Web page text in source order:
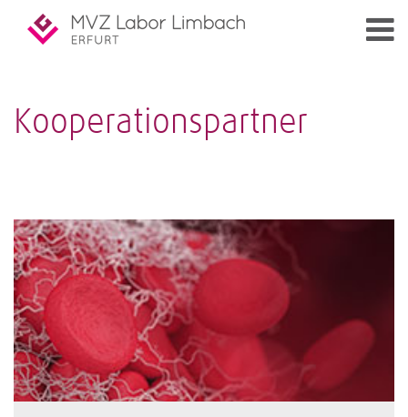
Kooperationspartner